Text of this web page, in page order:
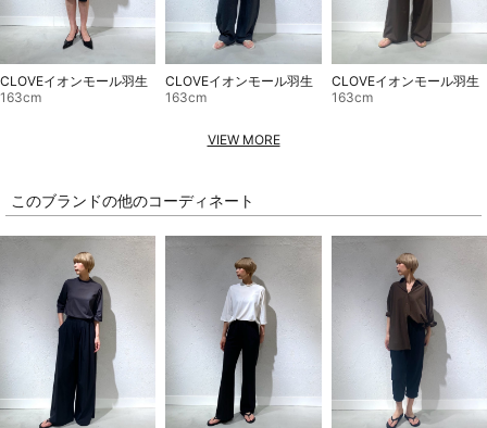
CLOVEイオンモール羽生
163cm
CLOVEイオンモール羽生
163cm
CLOVEイオンモール羽生
163cm
VIEW MORE
このブランドの他のコーディネート